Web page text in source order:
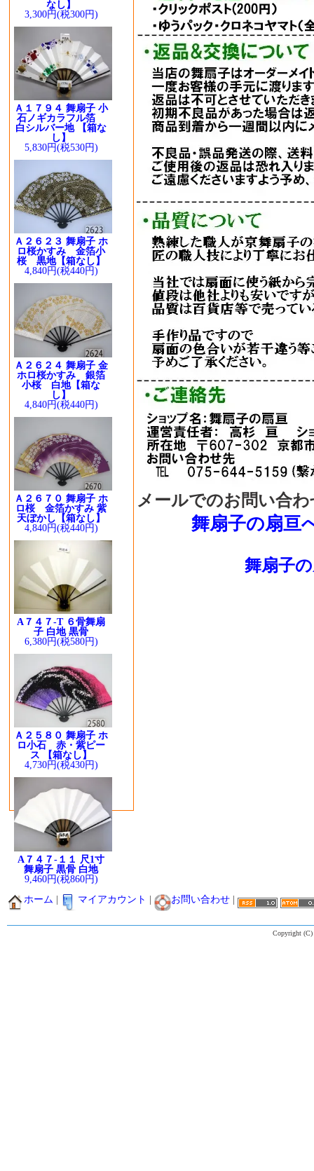
なし】
3,300円(税300円)
Ａ１７９４ 舞扇子 小
石ノギカラフル箔
白シルバー地 【箱な
し】
5,830円(税530円)
Ａ２６２３ 舞扇子 ホ
ロ桜かすみ 金箔小
桜 黒地【箱なし】
4,840円(税440円)
Ａ２６２４ 舞扇子 金
ホロ桜かすみ 銀箔
小桜 白地【箱な
し】
4,840円(税440円)
Ａ２６７０ 舞扇子 ホ
ロ桜 金箔かすみ 紫
天ぼかし【箱なし】
4,840円(税440円)
A７４７-T ６骨舞扇
子 白地 黒骨
6,380円(税580円)
Ａ２５８０ 舞扇子 ホ
ロ小石 赤・紫ピー
ス 【箱なし】
4,730円(税430円)
A７４７-１１ 尺1寸
舞扇子 黒骨 白地
9,460円(税860円)
メールでのお問い合
舞扇子の扇亘
舞扇子
ホーム マイアカウント お問い合わせ
Copyright (C)